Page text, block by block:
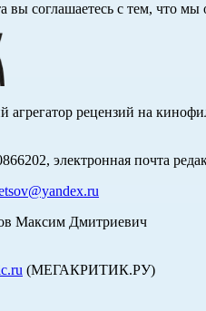
вы соглашаетесь с тем, что
рецензий на
электронная почта
Максим Дмитриевич
(МЕГАКРИТИК.РУ)